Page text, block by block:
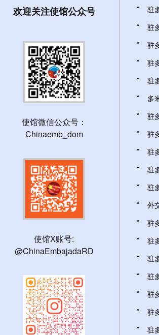
欢迎关注使馆公众号
使馆微信公众号：
Chinaemb_dom
使馆X账号:
@ChinaEmbajadaRD
驻
驻
驻
驻
驻
多
驻
驻
驻
驻
驻
外
驻
驻
驻
驻
驻
驻
驻